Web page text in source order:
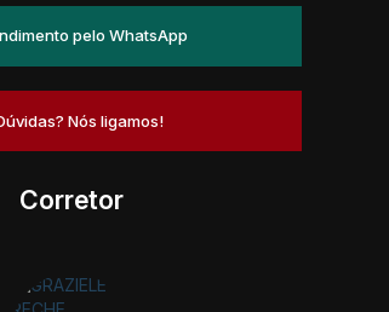
pelo WhatsApp
Nós ligamos!
Corretor